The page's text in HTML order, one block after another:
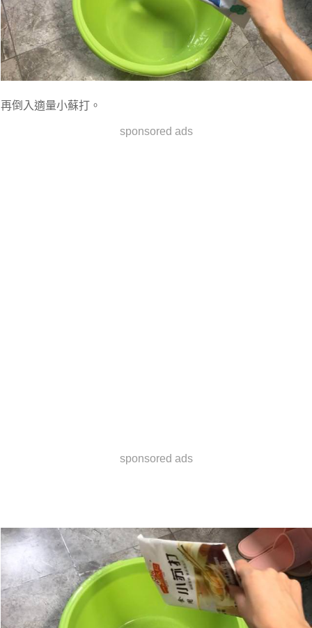
再倒入適量小蘇打。
sponsored ads
sponsored ads